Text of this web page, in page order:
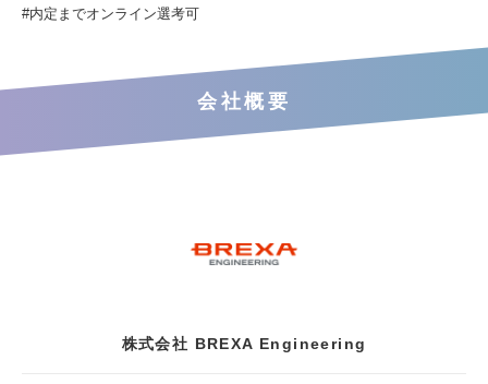
#内定までオンライン選考可
会社概要
株式会社 BREXA Engineering